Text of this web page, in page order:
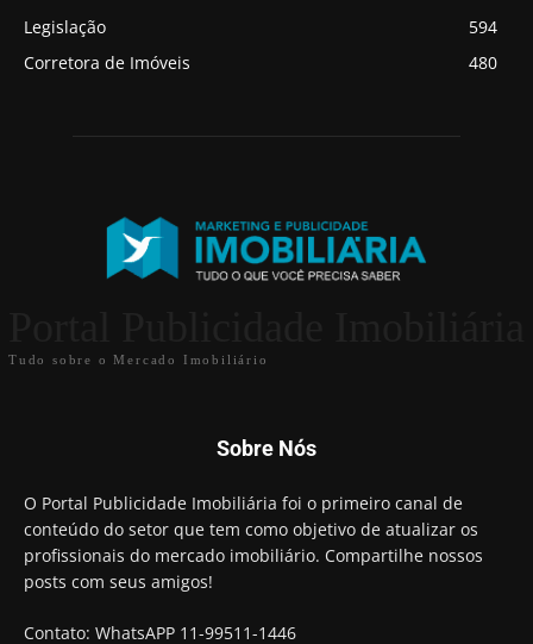
Legislação
594
Corretora de Imóveis
480
Tudo sobre o Mercado Imobiliário
Sobre Nós
O Portal Publicidade Imobiliária foi o primeiro canal de
conteúdo do setor que tem como objetivo de atualizar os
profissionais do mercado imobiliário. Compartilhe nossos
posts com seus amigos!
Contato: WhatsAPP 11-99511-1446